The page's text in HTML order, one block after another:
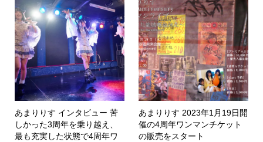
あまりりす インタビュー 苦
しかった3周年を乗り越え、
最も充実した状態で4周年ワ
あまりりす 2023年1月19日開
催の4周年ワンマンチケット
の販売をスタート